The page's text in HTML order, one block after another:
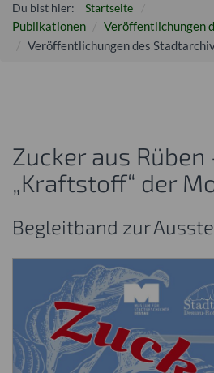
Du bist hier: Startseite
Publikationen
Veröffentlichungen
Veröffentlichungen des
Zucker aus Rüben
„Kraftstoff“ der
Begleitband zur